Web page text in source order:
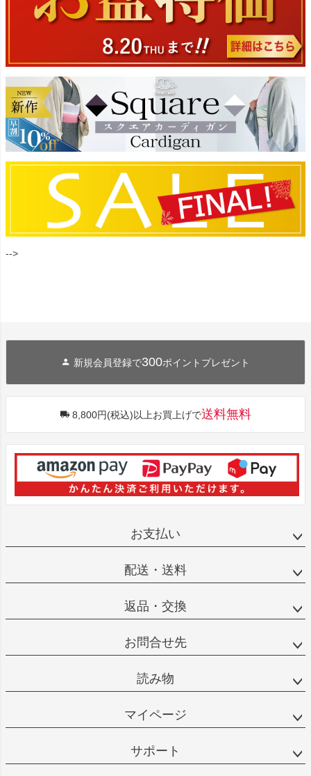
-->
新規会員登録で300ポイントプレゼント
8,800円(税込)以上お買上げで送料無料
お支払い
配送・送料
返品・交換
お問合せ先
読み物
マイページ
サポート